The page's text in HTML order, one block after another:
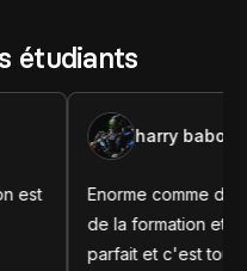
étudiants
harry babooa
comme d'habitude l'UX
la formation et le contenu est
et c'est toujours instructif